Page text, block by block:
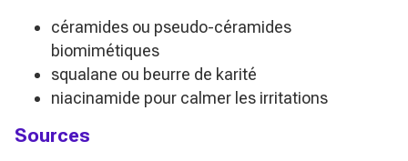
céramides ou pseudo-céramides
biomimétiques
squalane ou beurre de karité
niacinamide pour calmer les irritations
Sources